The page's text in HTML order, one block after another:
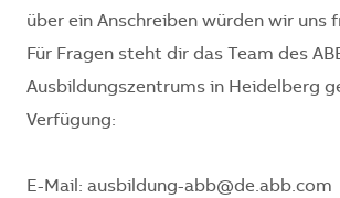
über ein Anschreiben würden wir uns
Für Fragen steht dir das Team des
Ausbildungszentrums in Heidelberg
Verfügung:
E-Mail: ausbildung-abb@de.abb.com